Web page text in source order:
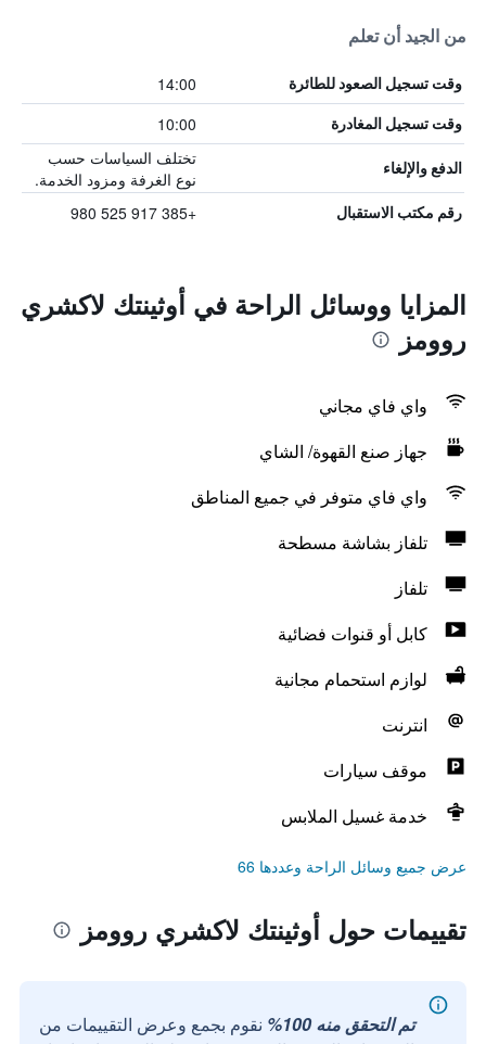
من الجيد أن تعلم
وقت تسجيل الصعود للطائرة 14:00
وقت تسجيل المغادرة 10:00
الدفع والإلغاء
تختلف السياسات حسب
نوع الغرفة ومزود الخدمة.
رقم مكتب الاستقبال +385 917 525 980
المزايا ووسائل الراحة في أوثينتك لاكشري
روومز
واي فاي مجاني
جهاز صنع القهوة/ الشاي
واي فاي متوفر في جميع المناطق
تلفاز بشاشة مسطحة
تلفاز
كابل أو قنوات فضائية
لوازم استحمام مجانية
انترنت
موقف سيارات
خدمة غسيل الملابس
عرض جميع وسائل الراحة وعددها 66
تقييمات حول أوثينتك لاكشري روومز
تم التحقق منه 100%
نقوم بجمع وعرض التقييمات من